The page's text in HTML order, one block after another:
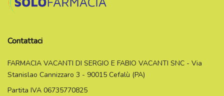
Contattaci
FARMACIA VACANTI DI SERGIO E FABIO VACANTI SNC - Via
Stanislao Cannizzaro 3 - 90015 Cefalù (PA)
Partita IVA 06735770825